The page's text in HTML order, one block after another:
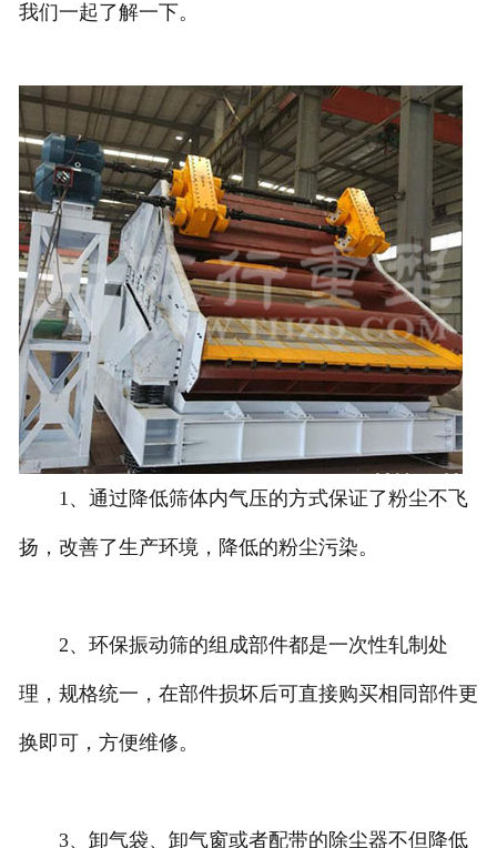
我们一起了解一下。
1、通过降低筛体内气压的方式保证了粉尘不飞
扬，改善了生产环境，降低的粉尘污染。
2、环保振动筛的组成部件都是一次性轧制处
理，规格统一，在部件损坏后可直接购买相同部件更
换即可，方便维修。
3、卸气袋、卸气窗或者配带的除尘器不但降低